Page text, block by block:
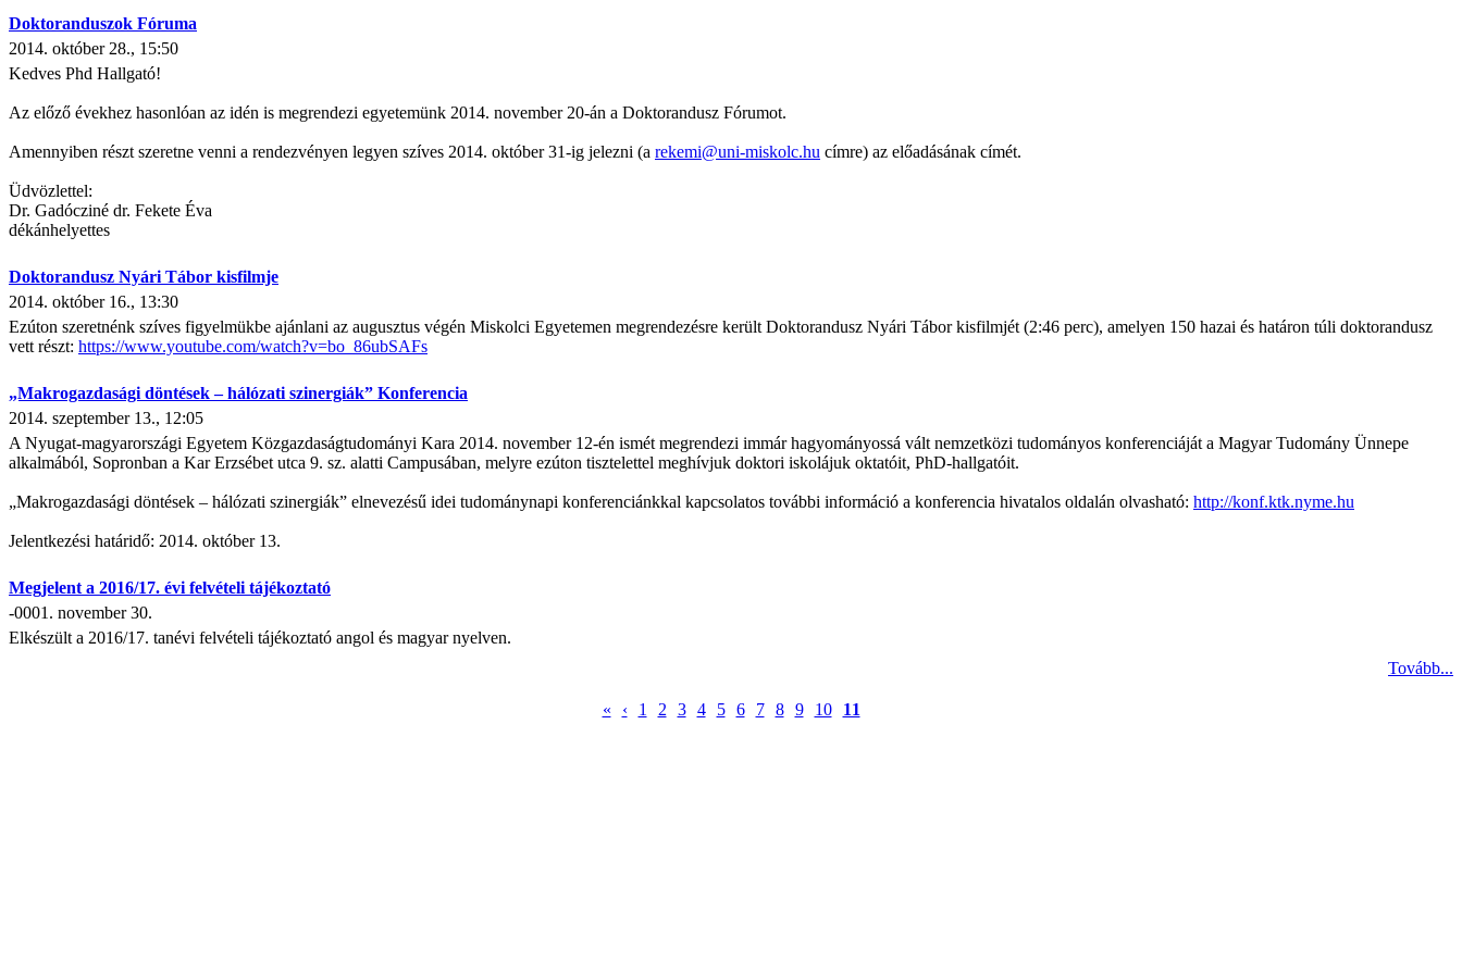
Doktoranduszok Fóruma
2014. október 28., 15:50
Kedves Phd Hallgató!
Az előző évekhez hasonlóan az idén is megrendezi egyetemünk 2014. november 20-án a Doktorandusz Fórumot.
Amennyiben részt szeretne venni a rendezvényen legyen szíves 2014. október 31-ig jelezni (a rekemi@uni-miskolc.hu címre) az előadásának címét.
Üdvözlettel:
Dr. Gadócziné dr. Fekete Éva
dékánhelyettes
Doktorandusz Nyári Tábor kisfilmje
2014. október 16., 13:30
Ezúton szeretnénk szíves figyelmükbe ajánlani az augusztus végén Miskolci Egyetemen megrendezésre került Doktorandusz Nyári Tábor kisfilmjét (2:46 perc), amelyen 150 hazai és határon túli doktorandusz
vett részt: https://www.youtube.com/watch?v=bo_86ubSAFs
„Makrogazdasági döntések – hálózati szinergiák” Konferencia
2014. szeptember 13., 12:05
A Nyugat-magyarországi Egyetem Közgazdaságtudományi Kara 2014. november 12-én ismét megrendezi immár hagyományossá vált nemzetközi tudományos konferenciáját a Magyar Tudomány Ünnepe
alkalmából, Sopronban a Kar Erzsébet utca 9. sz. alatti Campusában, melyre ezúton tisztelettel meghívjuk doktori iskolájuk oktatóit, PhD-hallgatóit.
„Makrogazdasági döntések – hálózati szinergiák” elnevezésű idei tudománynapi konferenciánkkal kapcsolatos további információ a konferencia hivatalos oldalán olvasható: http://konf.ktk.nyme.hu
Jelentkezési határidő: 2014. október 13.
Megjelent a 2016/17. évi felvételi tájékoztató
-0001. november 30.
Elkészült a 2016/17. tanévi felvételi tájékoztató angol és magyar nyelven.
Tovább...
« ‹ 1 2 3 4 5 6 7 8 9 10 11